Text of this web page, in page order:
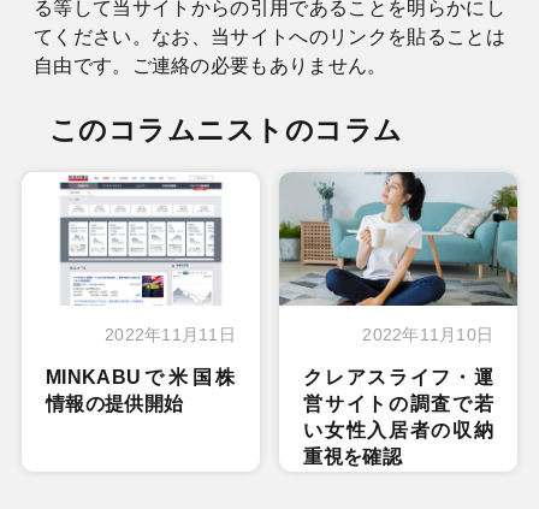
る等して当サイトからの引用であることを明らかにし
てください。なお、当サイトへのリンクを貼ることは
自由です。ご連絡の必要もありません。
このコラムニストのコラム
2022年11月11日
MINKABUで米国株
情報の提供開始
2022年11月10日
クレアスライフ・運
営サイトの調査で若
い女性入居者の収納
重視を確認